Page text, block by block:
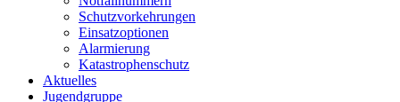
Schutzvorkehrungen
Einsatzoptionen
Alarmierung
Katastrophenschutz
Aktuelles
Jugendgruppe